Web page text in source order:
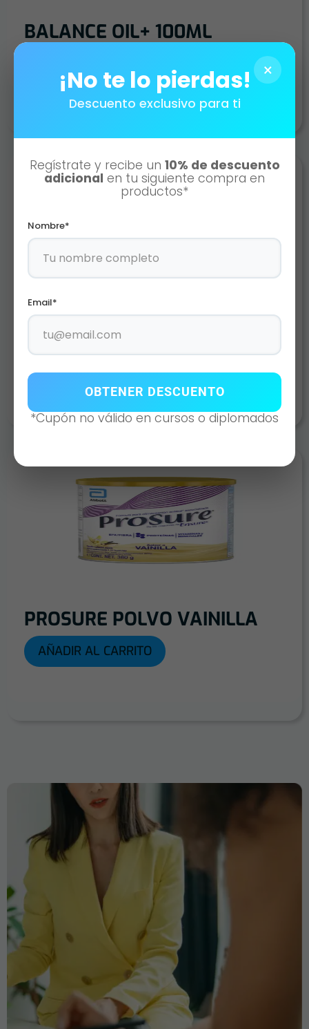
BALANCE OIL+ 100ML
SUPPORTAN DKN CAPUCHINO
200 ML
AÑADIR AL CARRITO
PROSURE POLVO VAINILLA
AÑADIR AL CARRITO
×
¡No te lo pierdas!
Descuento exclusivo para ti
Regístrate y recibe un 10% de descuento
adicional en tu siguiente compra en
productos*
Nombre*
Email*
OBTENER DESCUENTO
*Cupón no válido en cursos o diplomados